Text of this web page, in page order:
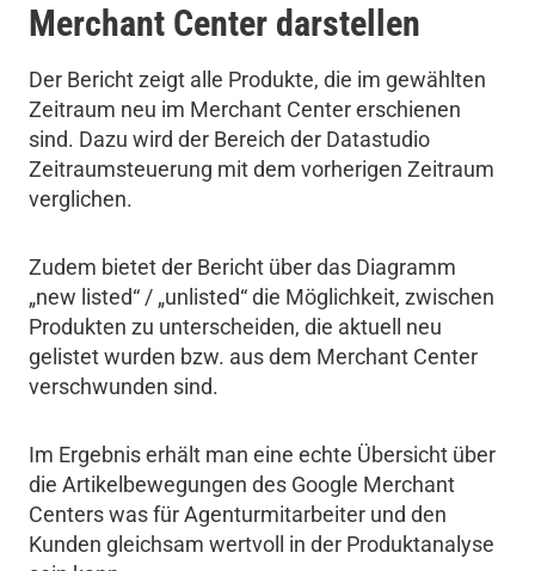
Merchant Center darstellen
Der Bericht zeigt alle Produkte, die im gewählten
Zeitraum neu im Merchant Center erschienen
sind. Dazu wird der Bereich der Datastudio
Zeitraumsteuerung mit dem vorherigen Zeitraum
verglichen.
Zudem bietet der Bericht über das Diagramm
„new listed“ / „unlisted“ die Möglichkeit, zwischen
Produkten zu unterscheiden, die aktuell neu
gelistet wurden bzw. aus dem Merchant Center
verschwunden sind.
Im Ergebnis erhält man eine echte Übersicht über
die Artikelbewegungen des Google Merchant
Centers was für Agenturmitarbeiter und den
Kunden gleichsam wertvoll in der Produktanalyse